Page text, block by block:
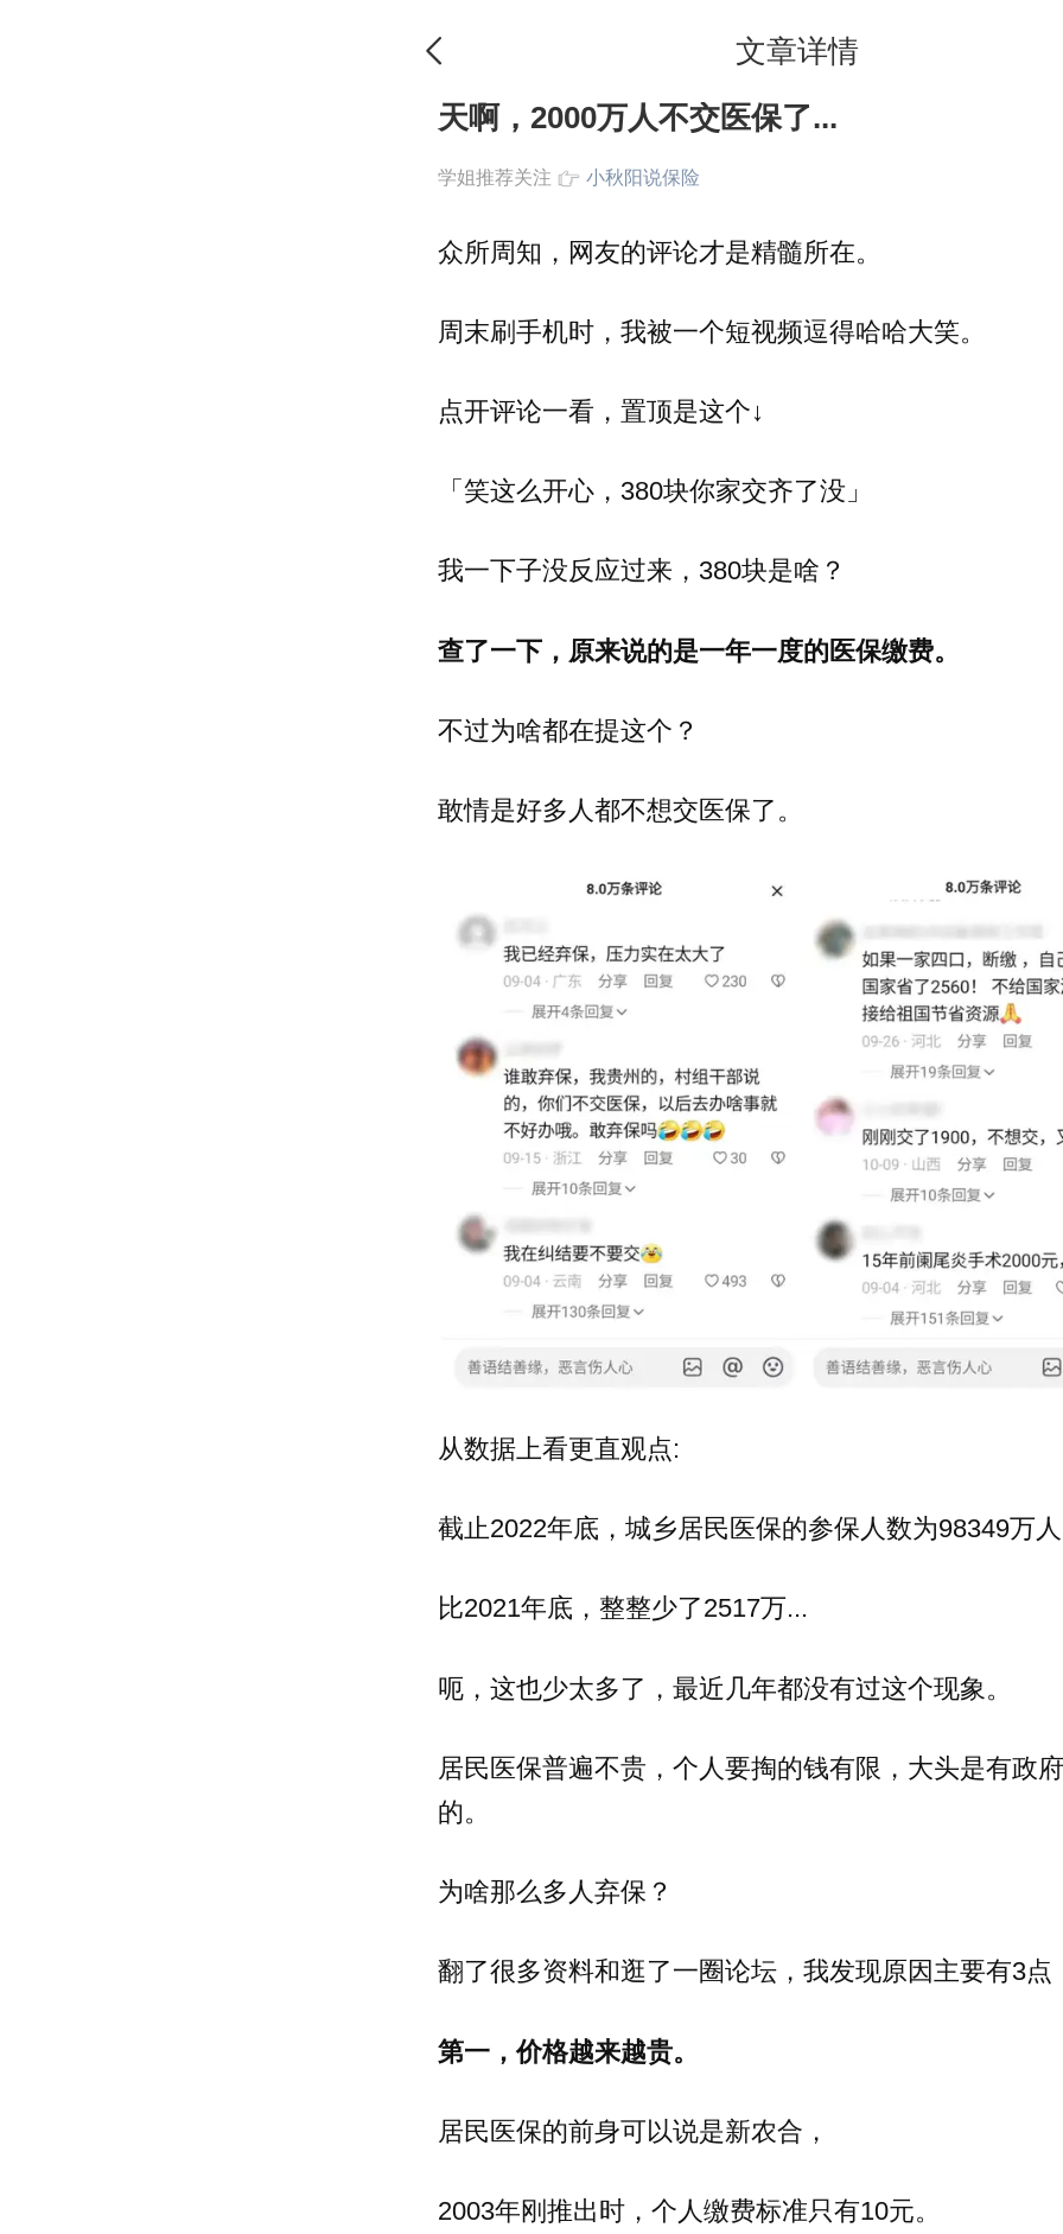
文章详情
天啊，2000万人不交医保了...
学姐推荐关注 小秋阳说保险
众所周知，网友的评论才是精髓所在。
周末刷手机时，我被一个短视频逗得哈哈大笑。
点开评论一看，置顶是这个↓
「笑这么开心，380块你家交齐了没」
我一下子没反应过来，380块是啥？
查了一下，原来说的是一年一度的医保缴费。
不过为啥都在提这个？
敢情是好多人都不想交医保了。
从数据上看更直观点:
截止2022年底，城乡居民医保的参保人数为98349万
比2021年底，整整少了2517万...
呃，这也少太多了，最近几年都没有过这个现象。
居民医保普遍不贵，个人要掏的钱有限，大头是有政
的。
为啥那么多人弃保？
翻了很多资料和逛了一圈论坛，我发现原因主要有3点
第一，价格越来越贵。
居民医保的前身可以说是新农合，
2003年刚推出时，个人缴费标准只有10元。